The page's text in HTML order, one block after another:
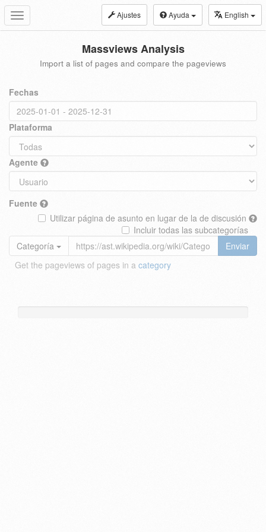
Toggle
navigation
Ajustes Ayuda English
Massviews Analysis
Import a list of pages and compare the pageviews
Fechas
Plataforma
Agente
Fuente
Utilizar página de asunto en lugar de la de discusión
Incluir todas las subcategorías
Categoría
Enviar
Get the pageviews of pages in a category